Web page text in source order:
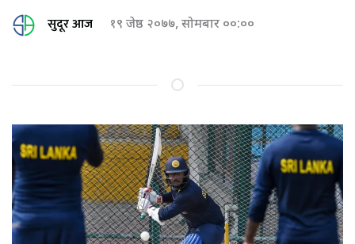
सुदूर आज १९ जेष्ठ २०७७, सोमबार ००:००